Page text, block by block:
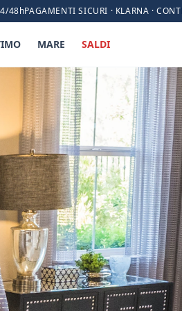
48hPAGAMENTI SICURI · KLARNA ·
MARE SALDI